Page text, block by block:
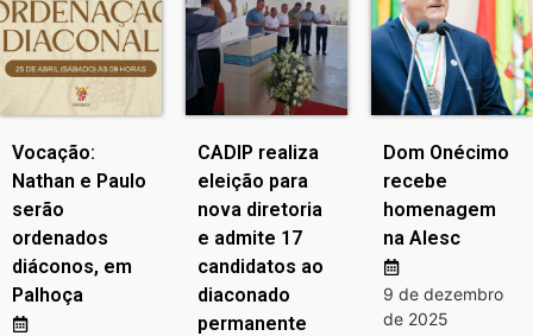
Vocação:
Nathan e Paulo
serão
ordenados
diáconos, em
Palhoça
CADIP realiza
eleição para
nova diretoria
e admite 17
candidatos ao
diaconado
permanente
Dom Onécimo
recebe
homenagem
na Alesc
9 de dezembro
de 2025